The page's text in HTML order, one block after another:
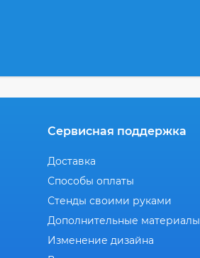
Сервисная поддержка
Доставка
Способы оплаты
Стенды своими руками
Дополнительные материалы
Изменение дизайна